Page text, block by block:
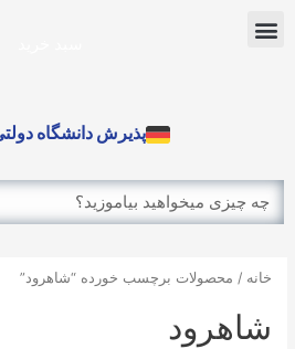
Menu
پذیرش دانشگاه
Search
خانه / محصولات برچسب خورده “شاهرود”
شاهرود